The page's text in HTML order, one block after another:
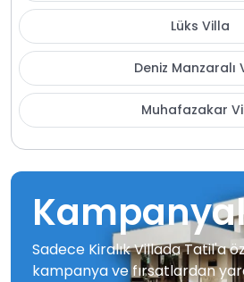
Lüks Villa
Deniz Manzaralı
Muhafazakar
Sadece Kiralık Villada Tatil'a
kampanya ve fırsatlardan